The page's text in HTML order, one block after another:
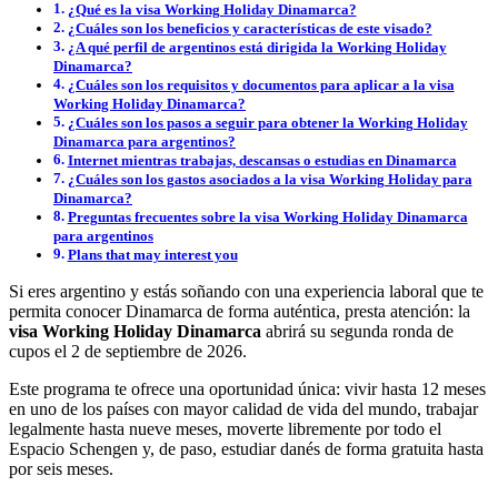
¿Qué es la visa Working Holiday Dinamarca?
¿Cuáles son los beneficios y características de este visado?
¿A qué perfil de argentinos está dirigida la Working Holiday
Dinamarca?
¿Cuáles son los requisitos y documentos para aplicar a la visa
Working Holiday Dinamarca?
¿Cuáles son los pasos a seguir para obtener la Working Holiday
Dinamarca para argentinos?
Internet mientras trabajas, descansas o estudias en Dinamarca
¿Cuáles son los gastos asociados a la visa Working Holiday para
Dinamarca?
Preguntas frecuentes sobre la visa Working Holiday Dinamarca
para argentinos
Plans that may interest you
Si eres argentino y estás soñando con una experiencia laboral que te
permita conocer Dinamarca de forma auténtica, presta atención: la
visa Working Holiday Dinamarca abrirá su segunda ronda de
cupos el 2 de septiembre de 2026.
Este programa te ofrece una oportunidad única: vivir hasta 12 meses
en uno de los países con mayor calidad de vida del mundo, trabajar
legalmente hasta nueve meses, moverte libremente por todo el
Espacio Schengen y, de paso, estudiar danés de forma gratuita hasta
por seis meses.